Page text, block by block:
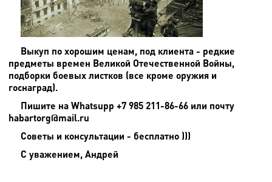
Выкуп по хорошим ценам, под клиента - редкие
предметы времен Великой Отечественной Войны,
подборки боевых листков (все кроме оружия и
госнаград).
Пишите на Whatsupp +7 985 211-86-66 или почту
habartorg@mail.ru
Советы и консультации - бесплатно )))
С уважением, Андрей